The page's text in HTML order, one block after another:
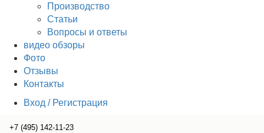
Производство
Статьи
Вопросы и ответы
видео обзоры
Фото
Отзывы
Контакты
Вход / Регистрация
+7 (495) 142-11-23